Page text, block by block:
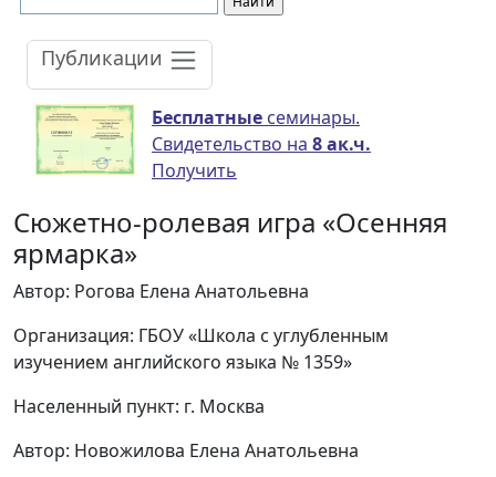
Публикации
Бесплатные семинары.
Свидетельство на 8 ак.ч.
Получить
Сюжетно-ролевая игра «Осенняя
ярмарка»
Автор: Рогова Елена Анатольевна
Организация: ГБОУ «Школа с углубленным
изучением английского языка № 1359»
Населенный пункт: г. Москва
Автор: Новожилова Елена Анатольевна